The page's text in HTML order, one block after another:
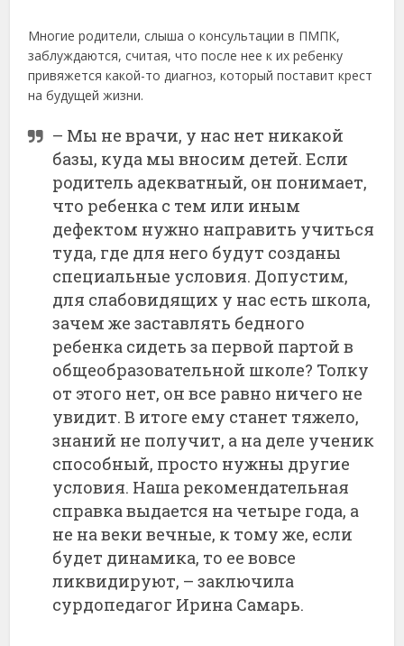
Многие родители, слыша о консультации в ПМПК,
заблуждаются, считая, что после нее к их ребенку
привяжется какой-то диагноз, который поставит крест
на будущей жизни.
– Мы не врачи, у нас нет никакой
базы, куда мы вносим детей. Если
родитель адекватный, он понимает,
что ребенка с тем или иным
дефектом нужно направить учиться
туда, где для него будут созданы
специальные условия. Допустим,
для слабовидящих у нас есть школа,
зачем же заставлять бедного
ребенка сидеть за первой партой в
общеобразовательной школе? Толку
от этого нет, он все равно ничего не
увидит. В итоге ему станет тяжело,
знаний не получит, а на деле ученик
способный, просто нужны другие
условия. Наша рекомендательная
справка выдается на четыре года, а
не на веки вечные, к тому же, если
будет динамика, то ее вовсе
ликвидируют, – заключила
сурдопедагог Ирина Самарь.